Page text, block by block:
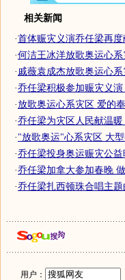
相关新闻
·首体赈灾义演乔任梁再
·何洁王冰洋放歌奥运心系
·戚薇袁成杰放歌奥运心系
·乔任梁积极参加赈灾义
·放歌奥运心系灾区 爱的
·乔任梁为灾区人民献温
·"放歌奥运"心系灾区 大型
·乔任梁投身奥运赈灾公益
·乔任梁加拿大参加春晚
·乔任梁扎西顿珠合唱主题
用户：